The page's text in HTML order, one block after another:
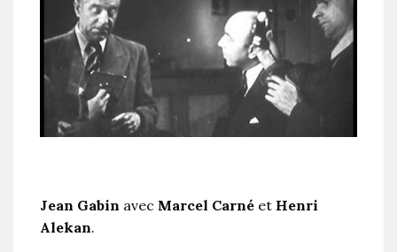
Jean Gabin avec Marcel Carné et Henri
Alekan.